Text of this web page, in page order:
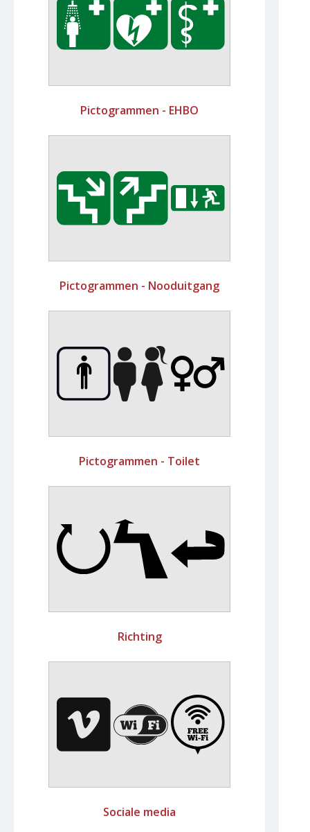
Pictogrammen - EHBO
Pictogrammen - Nooduitgang
Pictogrammen - Toilet
Richting
Sociale media